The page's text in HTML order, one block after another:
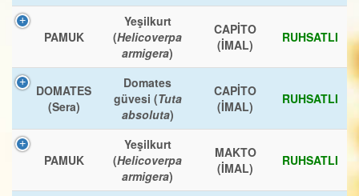
PAMUK
Yeşilkurt
(Helicoverpa
armigera)
CAPİTO
(İMAL)
RUHSATLI
DOMATES
(Sera)
Domates
güvesi (Tuta
absoluta)
CAPİTO
(İMAL)
RUHSATLI
PAMUK
Yeşilkurt
(Helicoverpa
armigera)
MAKTO
(İMAL)
RUHSATLI